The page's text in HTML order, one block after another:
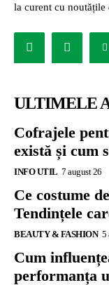
la curent cu noutățile
ULTIMELE
Cofrajele
există și cum
INFO UTIL 7 august 26
Ce costume
Tendințele
BEAUTY & FASHION 5
Cum
performanța